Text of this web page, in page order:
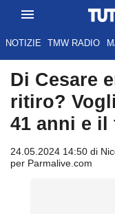
NOTIZIE TMW RADIO
Di Cesare
ritiro?
41 anni e
24.05.2024 14:50 di
per Parmalive.com